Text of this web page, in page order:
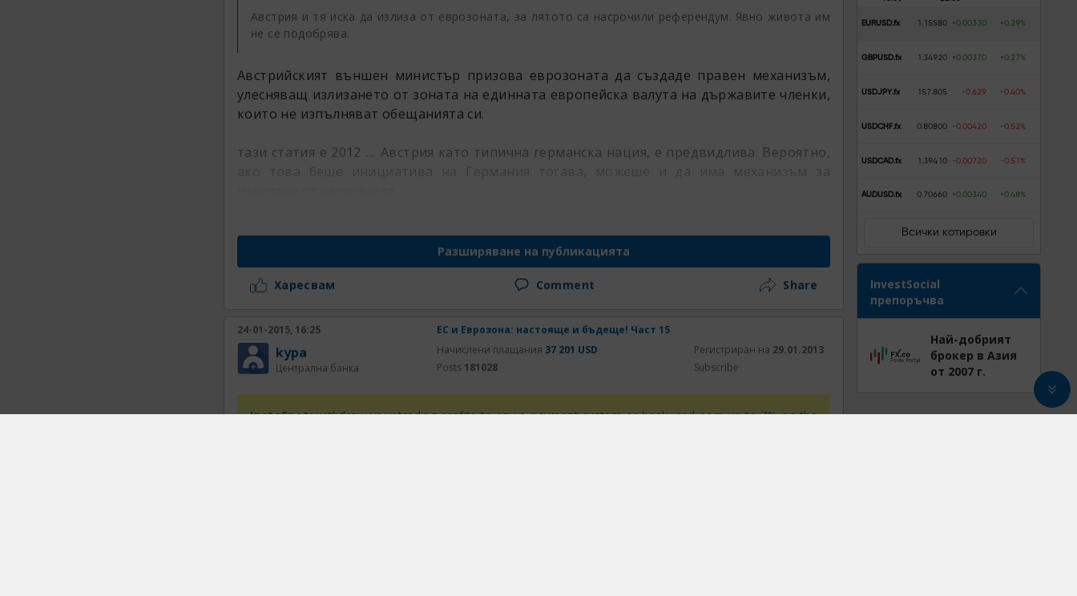
Австрия и тя иска да излиза от еврозоната, за лятото са насрочили референдум. Явно живота им
не се подобрява.
Австрийският външен министър призова еврозоната да създаде правен механизъм,
улесняващ излизането от зоната на единната европейска валута на държавите членки,
които не изпълняват обещанията си.
тази статия е 2012 .... Австрия като типична германска нация, е предвидлива. Вероятно,
ако това беше инициатива на Германия тогава, можеше и да има механизъм за
Разширяване на публикацията
Харесвам Comment Share
24-01-2015, 16:25 ЕС и Еврозона: настояще и бъдеще! Част 15
kypa
Централна банка
Начислени плащания 37 201 USD
Posts 181028
Регистриран на 29.01.2013
Subscribe
InstaSpot:withdraw your trading profits to any e-payment system or bank, and earn up to 7% on the
EURUSD.fx 1.15580 +0.00330 +0.29%
GBPUSD.fx 1.34920 +0.00370 +0.27%
USDJPY.fx 157.805 -0.629 -0.40%
USDCHF.fx 0.80800 -0.00420 -0.52%
USDCAD.fx 1.39410 -0.00720 -0.51%
AUDUSD.fx 0.70660 +0.00340 +0.48%
Всички котировки
InvestSocial
препоръчва
Най-добрият
брокер в Азия
от 2007 г.